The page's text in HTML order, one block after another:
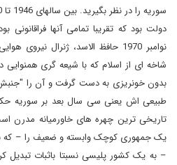
دولت بود که تقریبا تمامی آنها فراقانونی
نوامبر 1970 حافظ الاسد، ژنرال
شاخه ای از اسلام که با شیعه گری همنوایی
بدون خونریزی به دست گرفت و آن را
طبیعی اش یعنی سی سال بعد بر سوریه
تاریخی ترین چهره های خاورمیانه مدرن
یک جمهوری کوچک وابسته و ضعیف را – که
– به یک کشور پلیسی نسبتا باثبات تبدیل